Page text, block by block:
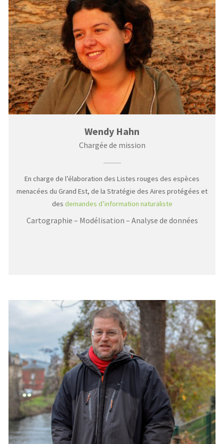
Wendy Hahn
Chargée de mission
En charge de l’élaboration des Listes rouges des espèces
menacées du Grand Est, de la Stratégie des Aires protégées et
des demandes d’information naturaliste
Cartographie – Modélisation – Analyse de données